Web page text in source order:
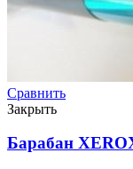
Сравнить
Закрыть
Барабан